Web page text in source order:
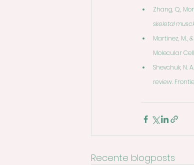
Zhang, Q.,
skeletal
Martinez, M.,
Molecular
Shevchuk, N.
review.
Recente blogposts